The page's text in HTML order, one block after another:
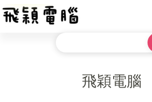
飛穎電腦